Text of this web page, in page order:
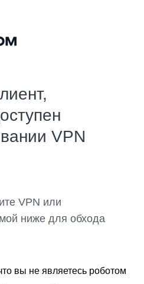
VPN
VPN или
ниже для обхода
вы не являетесь роботом